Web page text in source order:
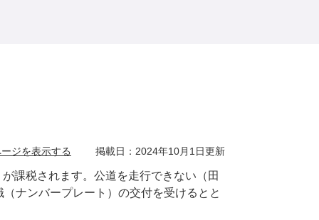
ジを表示する 掲載日：2024年10月1日更新
課税されます。公道を走行できない（田
ナンバープレート）の交付を受けるとと